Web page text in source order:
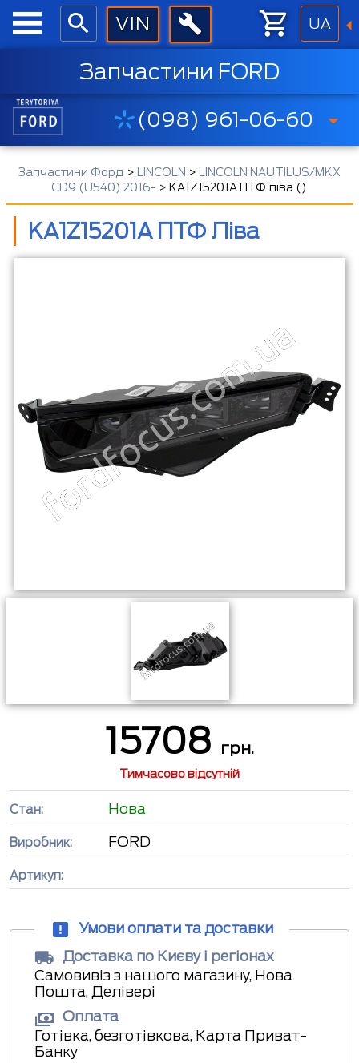
UA
Запчастини FORD
(098) 961-06-60
Запчастини Форд > LINCOLN >
LINCOLN NAUTILUS/MKX
CD9 (U540) 2016- > KA1Z15201A ПТФ ліва ()
KA1Z15201A ПТФ Ліва
15708 грн.
Тимчасово відсутній
Стан: Нова
Виробник: FORD
Артикул:
Умови оплати та доставки
Доставка по Києву і регіонах
Самовивіз з нашого магазину, Нова
Пошта, Делівері
Оплата
Готівка, безготівкова, Карта Приват-
Банку